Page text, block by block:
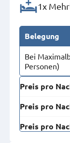
1x
Belegung
Bei
Personen)
Preis pro
Preis pro
Preis pro